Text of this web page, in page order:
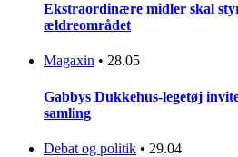
Ekstraordinære midler skal
ældreområdet
Magaxin • 28.05
Gabbys Dukkehus-legetøj
samling
Debat og politik • 29.04